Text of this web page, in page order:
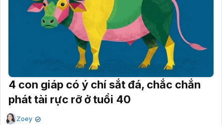
4 con giáp có ý chí sắt đá, chắc chắn
phát tài rực rỡ ở tuổi 40
Zoey ✔